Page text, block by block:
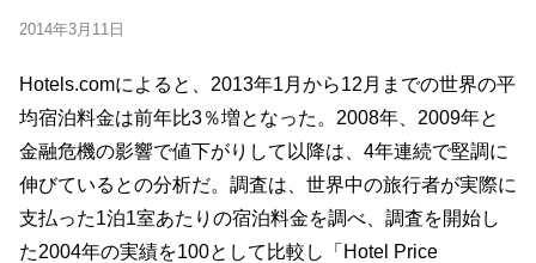
2014年3月11日
Hotels.comによると、2013年1月から12月までの世界の平
均宿泊料金は前年比3％増となった。2008年、2009年と
金融危機の影響で値下がりして以降は、4年連続で堅調に
伸びているとの分析だ。調査は、世界中の旅行者が実際に
支払った1泊1室あたりの宿泊料金を調べ、調査を開始し
た2004年の実績を100として比較し「Hotel Price